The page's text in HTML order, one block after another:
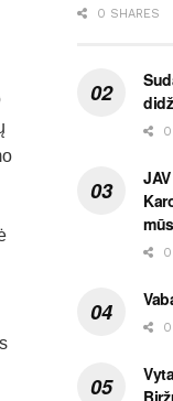
0 SHARES
0
0
0